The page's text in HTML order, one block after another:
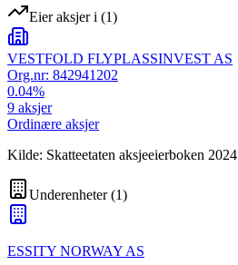
Eier aksjer i (1)
VESTFOLD FLYPLASSINVEST AS
Org.nr: 842941202
0.04%
9 aksjer
Ordinære aksjer
Kilde: Skatteetaten aksjeeierboken 2024
Underenheter(1)
ESSITY NORWAY AS